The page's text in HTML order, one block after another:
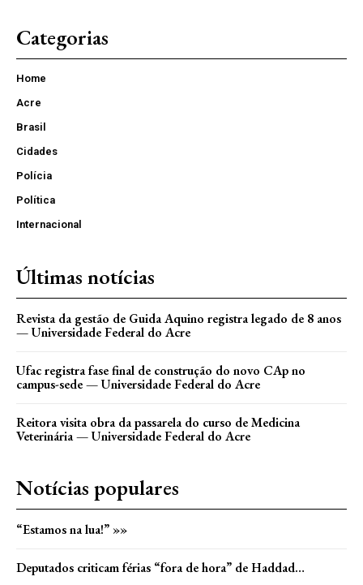
Categorias
Home
Acre
Brasil
Cidades
Polícia
Política
Internacional
Últimas notícias
Revista da gestão de Guida Aquino registra legado de 8 anos
— Universidade Federal do Acre
Ufac registra fase final de construção do novo CAp no
campus-sede — Universidade Federal do Acre
Reitora visita obra da passarela do curso de Medicina
Veterinária — Universidade Federal do Acre
Notícias populares
“Estamos na lua!” »»
Deputados criticam férias “fora de hora” de Haddad…